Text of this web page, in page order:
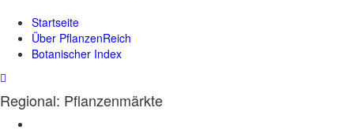
Startseite
Über PflanzenReich
Botanischer Index
Regional: Pflanzenmärkte